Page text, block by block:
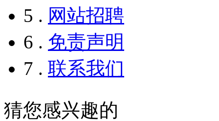
5 . 网站招聘
6 . 免责声明
7 . 联系我们
猜您感兴趣的